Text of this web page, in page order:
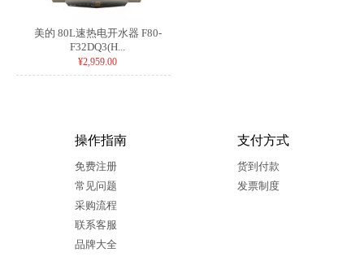
美的 80L速热电开水器 F80-
F32DQ3(H...
¥2,959.00
操作指南
免费注册
常见问题
采购流程
联系客服
品牌大全
支付方式
货到付款
发票制度